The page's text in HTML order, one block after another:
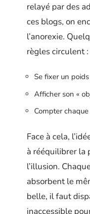
relayé par des
ces blogs, on
l’anorexie.
règles circulent :
Se fixer un
Afficher son «
Compter
Face à cela,
à rééquilibrer la
l’illusion.
absorbent le
belle, il faut
inaccessible